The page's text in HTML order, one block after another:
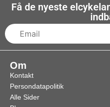
Få de nyeste
Om
Kontakt
Persondatapolitik
Alle Sider